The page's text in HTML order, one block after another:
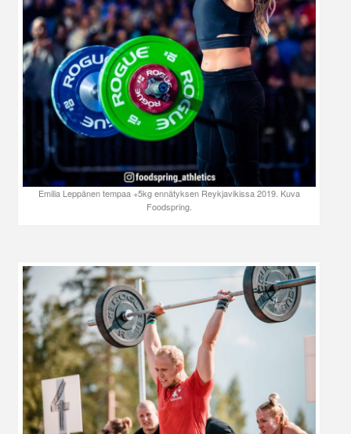
Emilia Leppänen tempaa +5kg ennätyksen Reykjavikissa 2019. Kuva
Foodspring.